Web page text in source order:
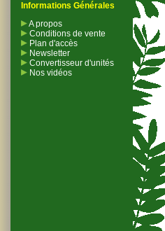
Informations Générales
A propos
Conditions de vente
Plan d'accès
Newsletter
Convertisseur d'unités
Nos vidéos